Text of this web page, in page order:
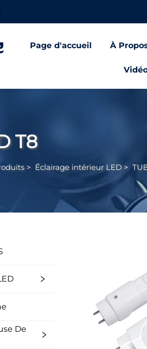
Page d'accueil À
T8
> Éclairage intérieur LED>
De